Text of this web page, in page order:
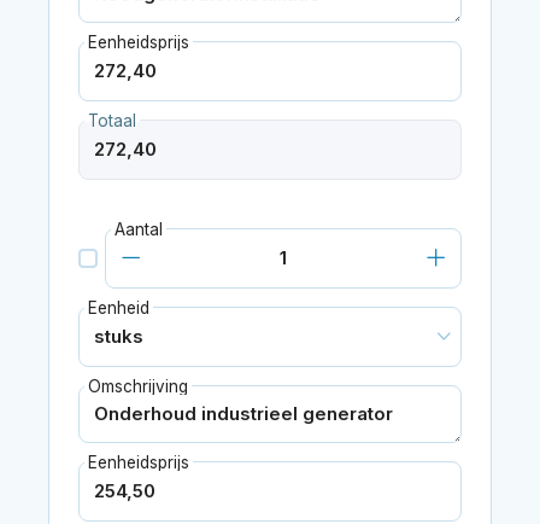
Eenheidsprijs
Totaal
Aantal
Eenheid
Omschrijving
Eenheidsprijs